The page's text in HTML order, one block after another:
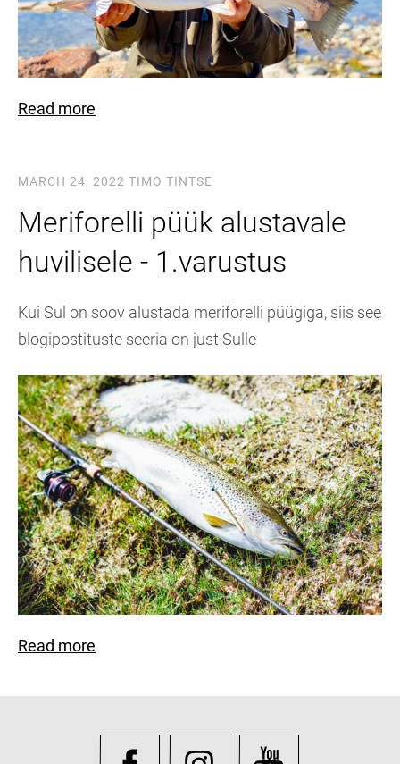
Read more
MARCH 24, 2022 TIMO TINTSE
Meriforelli püük alustavale
huvilisele - 1.varustus
Kui Sul on soov alustada meriforelli püügiga, siis see
blogipostituste seeria on just Sulle
Read more